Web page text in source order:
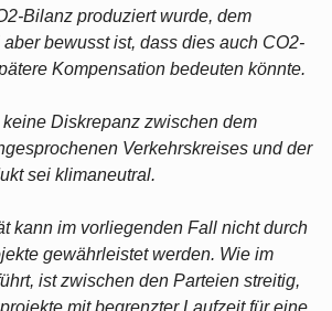
Bilanz produziert wurde, dem
bewusst ist, dass dies auch CO2-
Kompensation bedeuten könnte.
Diskrepanz zwischen dem
Verkehrskreises und der
sei klimaneutral.
kann im vorliegenden Fall nicht durch
gewährleistet werden. Wie im
ist zwischen den Parteien streitig,
mit begrenzter Laufzeit für eine